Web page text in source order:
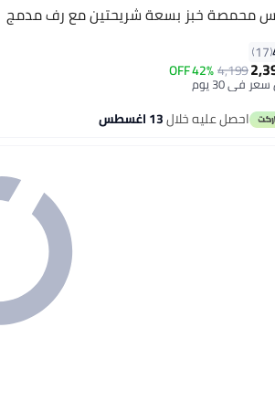
محمصة خبز بسعة شريحتين مع رف مدمج
17
4,199
42% OFF في 30 يوم
مجاني
احصل عليه خلال13 اغسطس